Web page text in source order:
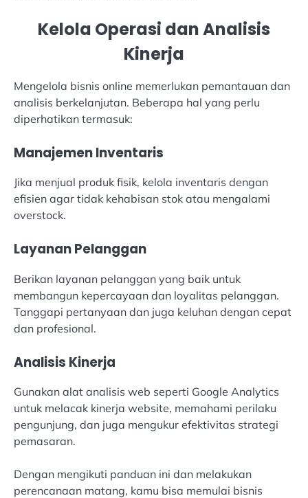
Kelola Operasi dan Analisis
Kinerja
Mengelola bisnis online memerlukan pemantauan dan
analisis berkelanjutan. Beberapa hal yang perlu
diperhatikan termasuk:
Manajemen Inventaris
Jika menjual produk fisik, kelola inventaris dengan
efisien agar tidak kehabisan stok atau mengalami
overstock.
Layanan Pelanggan
Berikan layanan pelanggan yang baik untuk
membangun kepercayaan dan loyalitas pelanggan.
Tanggapi pertanyaan dan juga keluhan dengan cepat
dan profesional.
Analisis Kinerja
Gunakan alat analisis web seperti Google Analytics
untuk melacak kinerja website, memahami perilaku
pengunjung, dan juga mengukur efektivitas strategi
pemasaran.
Dengan mengikuti panduan ini dan melakukan
perencanaan matang, kamu bisa memulai bisnis